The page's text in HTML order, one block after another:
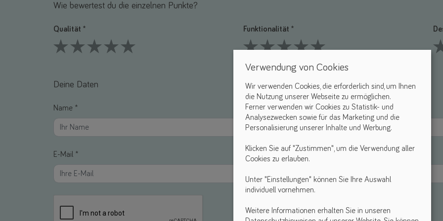
Wie bewertest du die einzelnen Punkte?
Qualität * Funktionalität *
Deine Daten
Name *
E-Mail *
Verwendung von Cookies
Wir verwenden Cookies, die erforderlich sind, um Ihnen
die Nutzung unserer Webseite zu ermöglichen.
Ferner verwenden wir Cookies zu Statistik- und
Analysezwecken sowie für das Marketing und die
Personalisierung unserer Inhalte und Werbung.
Klicken Sie auf "Zustimmen", um die Verwendung aller
Cookies zu erlauben.
Unter "Einstellungen" können Sie Ihre Auswahl
individuell vornehmen.
Weitere Informationen erhalten Sie in unseren